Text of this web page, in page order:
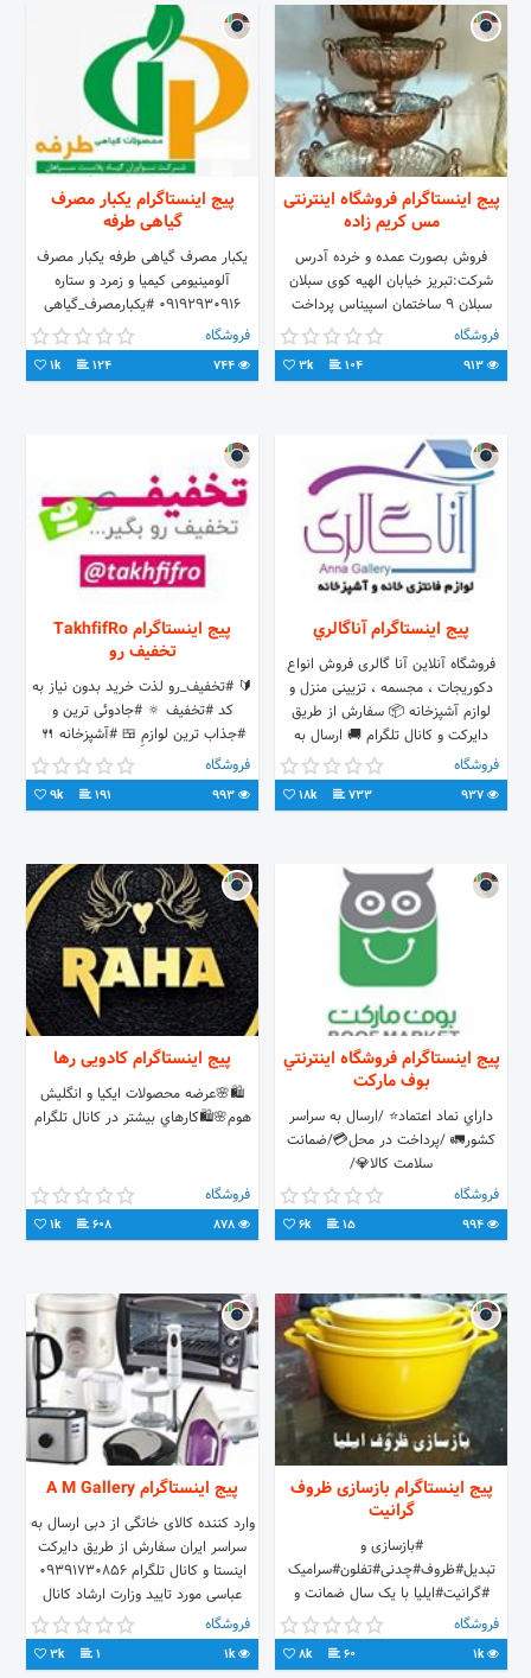
پیج اینستاگرام فروشگاه اینترنتی
مس کریم زاده
فروش بصورت عمده و خرده آدرس
شرکت:تبریز خیابان الهیه کوی سبلان
سبلان ۹ ساختمان اسپیناس پرداخت
درب منزل ارسال به سراسر کشور شماره
سفارش ۰۹۲۱۴۰۴۷۸۷۰
فروشگاه
104
3k
پیج اینستاگرام یکبار مصرف
گیاهی طرفه
یکبار مصرف گیاهی طرفه یکبار مصرف
آلومینیومی کیمیا و زمرد و ستاره
09192930916 #یکبارمصرف_گیاهی
#یکبارمصرف #کیمیابست #طرفه #قم
#یکبارمصرف_آلومینیومی
فروشگاه
124
1k
پیج اینستاگرام آناگالري
فروشگاه آنلاین آنا گالری فروش انواع
دکوریجات ، مجسمه ، تزیینی منزل و
لوازم آشپزخانه 📦 سفارش از طریق
دایرکت و کانال تلگرام 🚚 ارسال به
سراسر کشور 📌رشت خيابان حافظ
(پاركشهر) جنب رستوران KFC 📞تلفن :
٣٣٣٢١٧٣٢
فروشگاه
733
18k
پیج اینستاگرام TakhfifRo
تخفیف رو
🔰 #تخفیف_رو لذت خرید بدون نیاز به
کد #تخفیف 🔅 #جادوئی ترین و
#جذاب ترین لوازمِ 🍱 #آشپزخانه 🍴
#جهیزیه 📺 #تیوی 🏮 #دکوری 🎢
#شلف 👇 #تلگرام ما 👈
فروشگاه
191
9k
پیج اینستاگرام فروشگاه اينترنتي
بوف ماركت
داراي نماد اعتماد⭐️ /ارسال به سراسر
كشور🚛 /پرداخت در محل💳/ضمانت
سلامت كالا💎/
فروشگاه
15
6k
پیج اینستاگرام کادویی رها
🛍🌸عرضه محصولات ايكيا و انگليش
هوم🌸🛍كارهاي بيشتر در كانال تلگرام
فروشگاه
608
1k
پیج اینستاگرام بازسازی ظروف
گرانیت
#بازسازی و
تبدیل#ظروف#چدنی#تفلون#سرامیک
#گرانیت#ایلیا با یک سال ضمانت و
مجوز بهداشت شماره تماس جهت
سفارش09126961142 سرویس رایگان
برای 10عدد به بالا
فروشگاه
1k
60
8k
پیج اینستاگرام A M Gallery
وارد کننده کالای خانگی از دبی ارسال به
سراسر ایران سفارش از طریق دایرکت
اینستا و کانال تلگرام 09391730856
عباسی مورد تایید وزارت ارشاد کانال
تلگرام : a_m_gallery@فروشگاه
1k
1
3k